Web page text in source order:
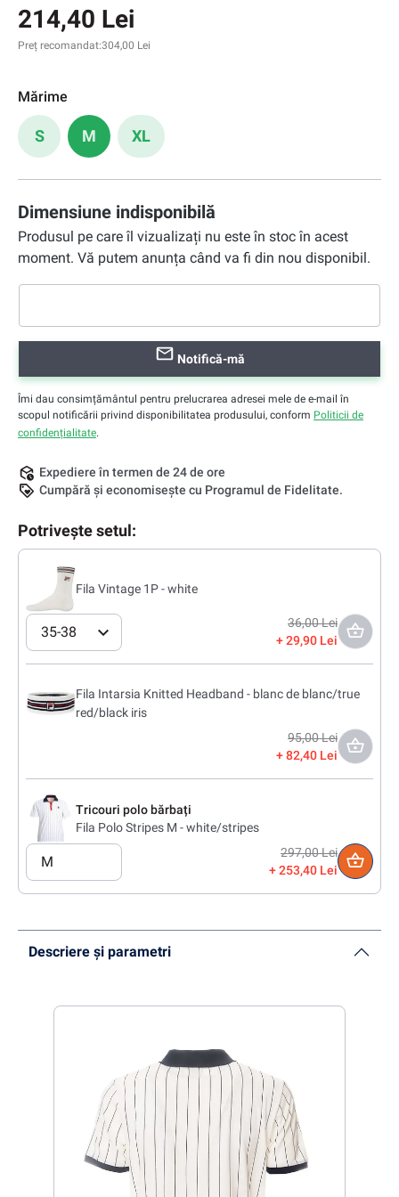
214,40 Lei
Preț recomandat:304,00 Lei
Mărime
S M XL
Dimensiune indisponibilă
Produsul pe care îl vizualizați nu este în stoc în acest
moment. Vă putem anunța când va fi din nou disponibil.
Notifică-mă
Îmi dau consimțământul pentru prelucrarea adresei mele de e-mail în
scopul notificării privind disponibilitatea produsului, conform Politicii de
confidențialitate.
Expediere în termen de 24 de ore
Cumpără și economisește cu Programul de Fidelitate.
Potrivește setul:
Fila Vintage 1P - white
35-38
36,00 Lei
29,90 Lei
Fila Intarsia Knitted Headband - blanc de blanc/true
red/black iris
95,00 Lei
82,40 Lei
Tricouri polo bărbați
Fila Polo Stripes M - white/stripes
M
297,00 Lei
253,40 Lei
Descriere și parametri